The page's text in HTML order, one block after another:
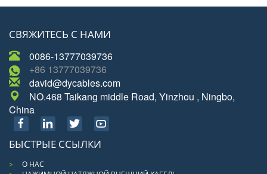
СВЯЖИТЕСЬ С НАМИ
0086-13777039736
+86 13777039736
david@dycables.com
NO.468 Taikang middle Road, Yinzhou , Ningbo,
China
БЫСТРЫЕ ССЫЛКИ
О НАС